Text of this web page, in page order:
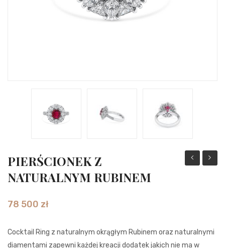
Deep
PIERŚCIONEK Z
NATURALNYM RUBINEM
78 500 zł
Cocktail Ring z naturalnym okrągłym Rubinem oraz naturalnymi
diamentami zapewni każdej kreacji dodatek jakich nie ma w